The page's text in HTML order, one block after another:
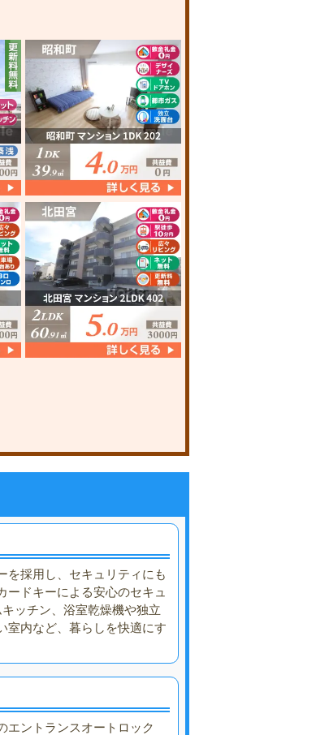
を採用し、セキュリティにも
ードキーによる安心のセキュ
ッチン、浴室乾燥機や独立
室内など、暮らしを快適にす
エントランスオートロック